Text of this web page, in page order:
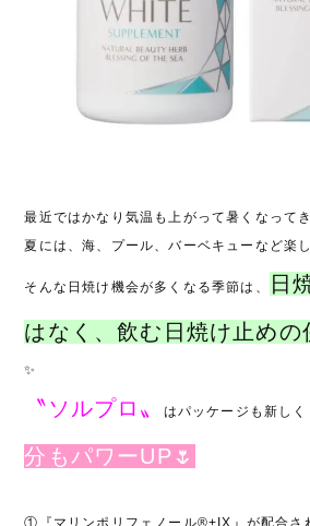
最近ではかなり気温も上がって暑くなって
夏には、海、プール、バーベキューなど楽
そんな日焼け機会が多くなる季節は、
日
はなく、飲む日焼け止めの
✨
〝ソルプロ〟 はパッケージも新しく
分もパワーUP🌷
①『マリンポリフェノール®︎+IX 』が配合